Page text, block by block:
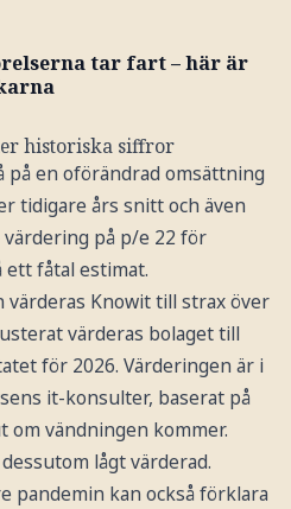
tar fart – här är
historiska siffror
på en oförändrad omsättning
tidigare års snitt och även
värdering på p/e 22 för
ett fåtal estimat.
Knowit till strax över
värderas bolaget till
för 2026. Värderingen är i
it-konsulter, baserat på
om vändningen kommer.
lågt värderad.
pandemin kan också förklara